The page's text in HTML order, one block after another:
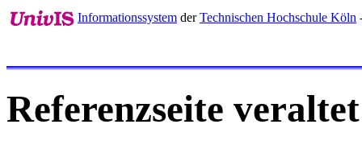
Informationssystem derTechnischen Hochschule Köln
Referenzseite veraltet